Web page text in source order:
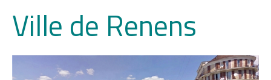
Ville de Renens